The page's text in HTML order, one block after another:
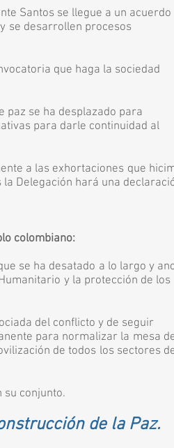
Santos se llegue a un
y se desarrollen
que haga la
de paz se ha desplazado
para darle continuidad
a las exhortaciones que
Delegación hará una
colombiano:
se ha desatado a lo largo y
y la protección de
del conflicto y de
para normalizar la mesa
de todos los sectores
conjunto.
de la Paz.